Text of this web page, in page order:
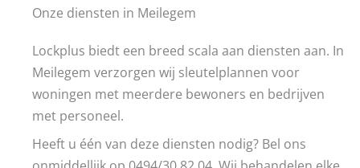
Onze diensten in Meilegem
Lockplus biedt een breed scala aan diensten aan. In
Meilegem verzorgen wij sleutelplannen voor
woningen met meerdere bewoners en bedrijven
met personeel.
Heeft u één van deze diensten nodig? Bel ons